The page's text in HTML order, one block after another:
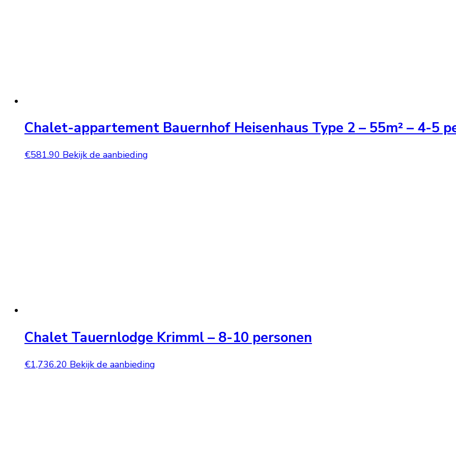
Chalet-appartement Bauernhof Heisenhaus Type 2 – 55m² – 4-5
€581.90 Bekijk de aanbieding
Chalet Tauernlodge Krimml – 8-10 personen
€1,736.20 Bekijk de aanbieding